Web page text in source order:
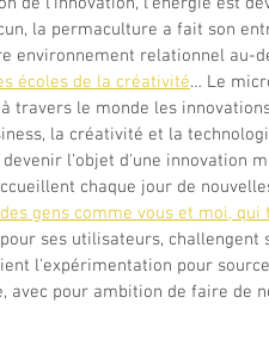
la permaculture a fait son
environnement relationnel au-
écoles de la créativité… Le
travers le monde les
la créativité et la
l'objet d'une innovation
chaque jour de
gens comme vous et moi,
ses utilisateurs, challengent
l'expérimentation pour
avec pour ambition de faire de